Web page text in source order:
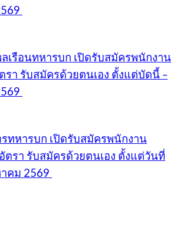
เรือนทหารบก เปิดรับสมัครพนักงาน
รา รับสมัครด้วยตนเอง ตั้งแต่บัดนี้ –
ทหารบก เปิดรับสมัครพนักงาน
ตรา รับสมัครด้วยตนเอง ตั้งแต่วันที่
าคม 2569